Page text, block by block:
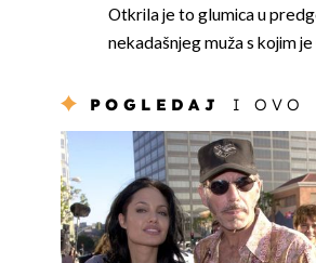
Otkrila je to glumica u
nekadašnjeg muža s kojim
POGLEDAJ I OVO